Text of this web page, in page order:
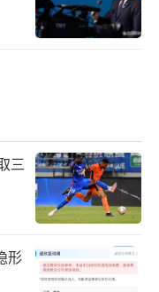
三
形